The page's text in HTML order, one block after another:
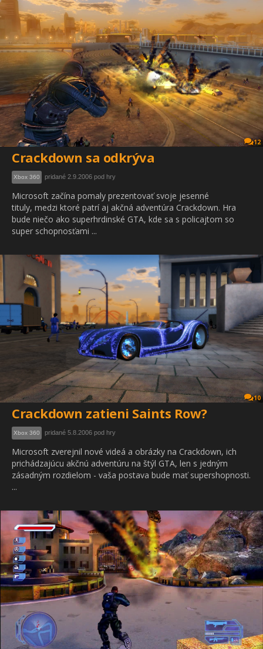
12
Crackdown sa odkrýva
Xbox 360 pridané 2.9.2006 pod hry
Microsoft začína pomaly prezentovať svoje jesenné
tituly, medzi ktoré patrí aj akčná adventúra Crackdown. Hra
bude niečo ako superhrdinské GTA, kde sa s policajtom so
super schopnosťami ...
10
Crackdown zatieni Saints Row?
Xbox 360 pridané 5.8.2006 pod hry
Microsoft zverejnil nové videá a obrázky na Crackdown, ich
prichádzajúcu akčnú adventúru na štýl GTA, len s jedným
zásadným rozdielom - vaša postava bude mať supershopnosti.
...